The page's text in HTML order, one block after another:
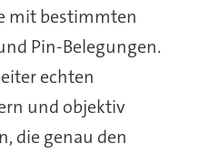
mit bestimmten
Pin-Belegungen.
echten
und objektiv
die genau den